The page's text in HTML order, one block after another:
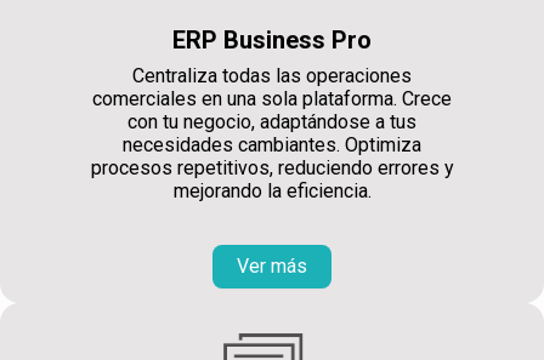
ERP Business Pro
Centraliza todas las operaciones
comerciales en una sola plataforma. Crece
con tu negocio, adaptándose a tus
necesidades cambiantes. Optimiza
procesos repetitivos, reduciendo errores y
mejorando la eficiencia.
Ver más